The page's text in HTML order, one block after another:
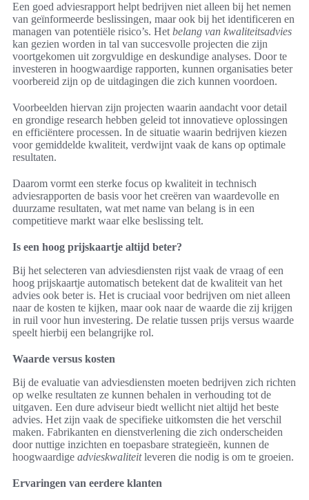
Een goed adviesrapport helpt bedrijven niet alleen bij het nemen
van geïnformeerde beslissingen, maar ook bij het identificeren en
managen van potentiële risico’s. Het belang van kwaliteitsadvies
kan gezien worden in tal van succesvolle projecten die zijn
voortgekomen uit zorgvuldige en deskundige analyses. Door te
investeren in hoogwaardige rapporten, kunnen organisaties beter
voorbereid zijn op de uitdagingen die zich kunnen voordoen.
Voorbeelden hiervan zijn projecten waarin aandacht voor detail
en grondige research hebben geleid tot innovatieve oplossingen
en efficiëntere processen. In de situatie waarin bedrijven kiezen
voor gemiddelde kwaliteit, verdwijnt vaak de kans op optimale
resultaten.
Daarom vormt een sterke focus op kwaliteit in technisch
adviesrapporten de basis voor het creëren van waardevolle en
duurzame resultaten, wat met name van belang is in een
competitieve markt waar elke beslissing telt.
Is een hoog prijskaartje altijd beter?
Bij het selecteren van adviesdiensten rijst vaak de vraag of een
hoog prijskaartje automatisch betekent dat de kwaliteit van het
advies ook beter is. Het is cruciaal voor bedrijven om niet alleen
naar de kosten te kijken, maar ook naar de waarde die zij krijgen
in ruil voor hun investering. De relatie tussen prijs versus waarde
speelt hierbij een belangrijke rol.
Waarde versus kosten
Bij de evaluatie van adviesdiensten moeten bedrijven zich richten
op welke resultaten ze kunnen behalen in verhouding tot de
uitgaven. Een dure adviseur biedt wellicht niet altijd het beste
advies. Het zijn vaak de specifieke uitkomsten die het verschil
maken. Fabrikanten en dienstverlening die zich onderscheiden
door nuttige inzichten en toepasbare strategieën, kunnen de
hoogwaardige advieskwaliteitleveren die nodig is om te groeien.
Ervaringen van eerdere klanten